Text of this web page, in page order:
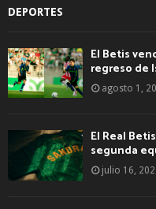
DEPORTES
El Betis
regreso de
agosto 1,
El Real
segunda
julio 16,